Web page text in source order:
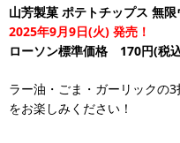
山芳製菓 ポテトチップス 無
2025年9月9日(火) 発売！
ローソン標準価格 170円(税
ラー油・ごま・ガーリックの
をお楽しみください！